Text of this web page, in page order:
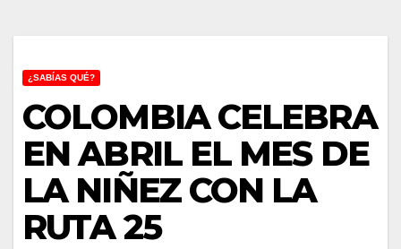
¿SABÍAS QUÉ?
COLOMBIA CELEBRA
EN ABRIL EL MES DE
LA NIÑEZ CON LA
RUTA 25